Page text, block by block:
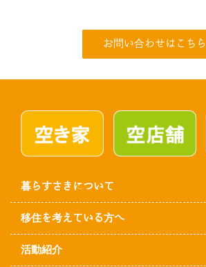
お問い合わせはこちら
暮らすさきについて
移住を考えている方へ
活動紹介